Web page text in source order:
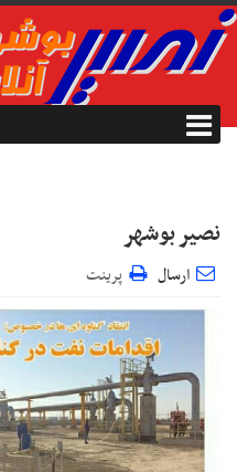
نصیر بوشهر
ارسال پرینت